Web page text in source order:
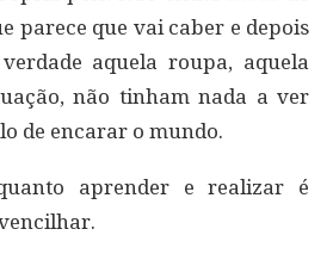
parece que vai caber e depois
aquela roupa, aquela
não tinham nada a ver
de encarar o mundo.
aprender e realizar é